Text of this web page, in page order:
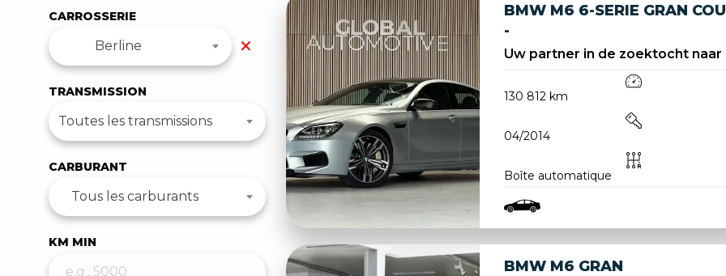
CARROSSERIE
Berline ✕
TRANSMISSION
Toutes les transmissions
CARBURANT
Tous les carburants
KM MIN
BMW M6 6-SERIE GRAN
-
Uw partner in de zoektocht naar
130 812 km
04/2014
Boîte automatique
BMW M6 GRAN